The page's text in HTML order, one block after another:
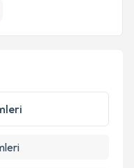
ilişkin
verilerimin belirtilen
ediyorum.
Gönder